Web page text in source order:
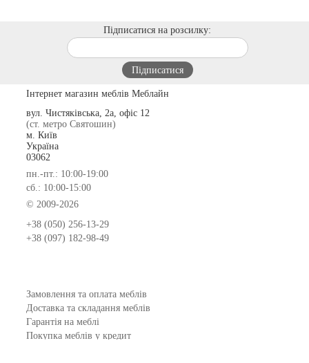
Підписатися на розсилку:
Інтернет магазин меблів Меблайн
вул. Чистяківська, 2а, офіс 12
(ст. метро Святошин)
м. Київ
Україна
03062
пн.-пт.: 10:00-19:00
сб.: 10:00-15:00
© 2009-2026
+38 (050) 256-13-29
+38 (097) 182-98-49
Замовлення та оплата меблів
Доставка та складання меблів
Гарантія на меблі
Покупка меблів у кредит